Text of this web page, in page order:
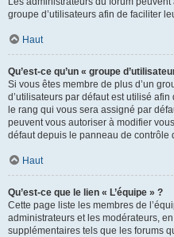
groupe d’utilisateurs afin de faciliter
Haut
Qu’est-ce qu’un « groupe
Si vous êtes membre de plus d’un
d’utilisateurs par défaut est utilisé
le rang qui vous sera assigné par
peuvent vous autoriser à modifier
défaut depuis le panneau de contrôle
Haut
Qu’est-ce que le lien « L’équipe » ?
Cette page liste les membres de
administrateurs et les modérateurs,
supplémentaires tels que les forums